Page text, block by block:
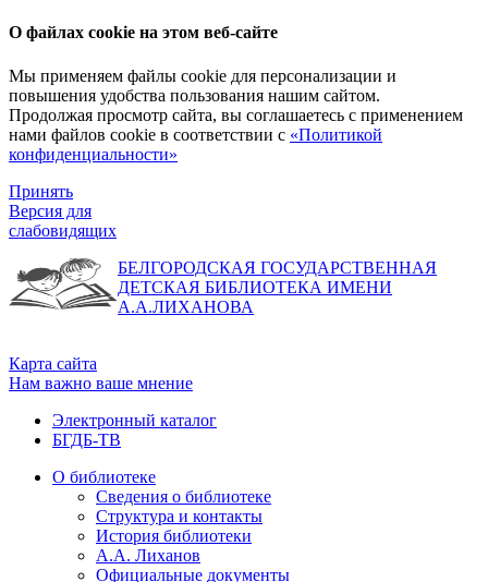
О файлах cookie на этом веб-сайте
Мы применяем файлы cookie для персонализации и
повышения удобства пользования нашим сайтом.
Продолжая просмотр сайта, вы соглашаетесь с применением
нами файлов cookie в соответствии с «Политикой
конфиденциальности»
Принять
Версия для
слабовидящих
БЕЛГОРОДСКАЯ ГОСУДАРСТВЕННАЯ
ДЕТСКАЯ БИБЛИОТЕКА ИМЕНИ
А.А.ЛИХАНОВА
Карта сайта
Нам важно ваше мнение
Электронный каталог
БГДБ-ТВ
О библиотеке
Сведения о библиотеке
Структура и контакты
История библиотеки
А.А. Лиханов
Официальные документы